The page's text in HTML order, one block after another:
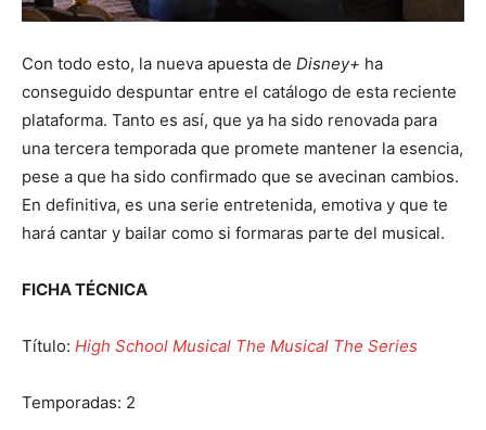
Con todo esto, la nueva apuesta de Disney+ ha
conseguido despuntar entre el catálogo de esta reciente
plataforma. Tanto es así, que ya ha sido renovada para
una tercera temporada que promete mantener la esencia,
pese a que ha sido confirmado que se avecinan cambios.
En definitiva, es una serie entretenida, emotiva y que te
hará cantar y bailar como si formaras parte del musical.
FICHA TÉCNICA
Título: High School Musical The Musical The Series
Temporadas: 2